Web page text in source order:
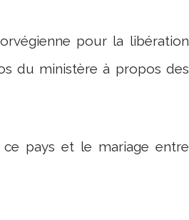
pour la libération
du ministère à propos des
pays et le mariage entre